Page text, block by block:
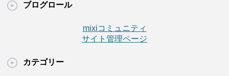
ブログロール
mixiコミュニティ
サイト管理ページ
カテゴリー